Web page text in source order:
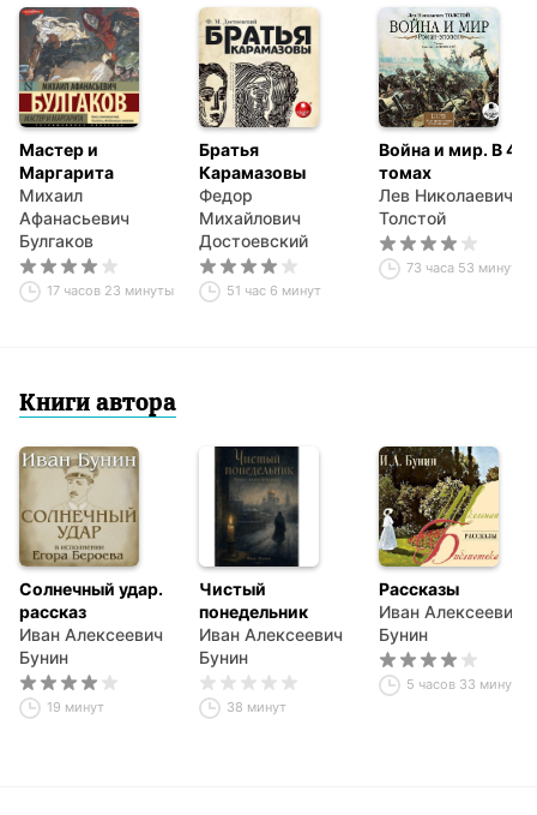
Мастер и
Маргарита
Михаил
Афанасьевич
Булгаков
17 часов 23 минуты
Братья
Карамазовы
Федор
Михайлович
Достоевский
51 час 6 минут
Война и мир. В 4-х
томах
Лев Николаевич
Толстой
73 часа 53 минуты
Книги автора
Солнечный удар.
рассказ
Иван Алексеевич
Бунин
19 минут
Чистый
понедельник
Иван Алексеевич
Бунин
38 минут
Рассказы
Иван Алексеевич
Бунин
5 часов 33 минуты